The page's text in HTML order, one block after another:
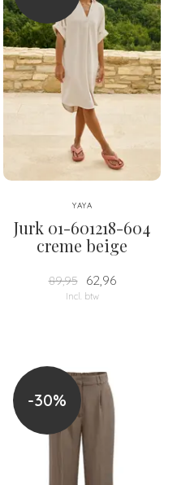
YAYA
Jurk 01-601218-604
creme beige
89,95 62,96
Incl. btw
-30%